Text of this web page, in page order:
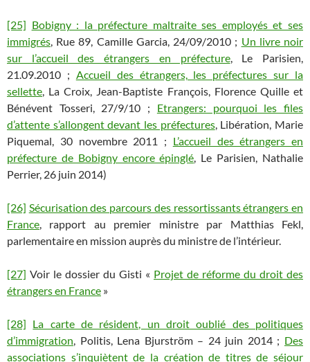
[25] Bobigny : la préfecture maltraite ses employés et ses
immigrés, Rue 89, Camille Garcia, 24/09/2010 ; Un livre noir
sur l’accueil des étrangers en préfecture, Le Parisien,
21.09.2010 ; Accueil des étrangers, les préfectures sur la
sellette, La Croix, Jean-Baptiste François, Florence Quille et
Bénévent Tosseri, 27/9/10 ; Etrangers: pourquoi les files
d’attente s’allongent devant les préfectures, Libération, Marie
Piquemal, 30 novembre 2011 ; L’accueil des étrangers en
préfecture de Bobigny encore épinglé, Le Parisien, Nathalie
Perrier, 26 juin 2014)
[26] Sécurisation des parcours des ressortissants étrangers en
France, rapport au premier ministre par Matthias Fekl,
parlementaire en mission auprès du ministre de l’intérieur.
[27] Voir le dossier du Gisti « Projet de réforme du droit des
étrangers en France »
[28] La carte de résident, un droit oublié des politiques
d’immigration, Politis, Lena Bjurström – 24 juin 2014 ; Des
associations s’inquiètent de la création de titres de séjour